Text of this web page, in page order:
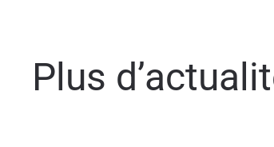
Plus